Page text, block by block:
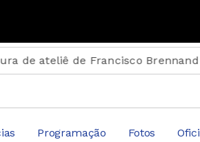
com Suplemento Musical
de Francisco Brennand celebra
Programação Fotos